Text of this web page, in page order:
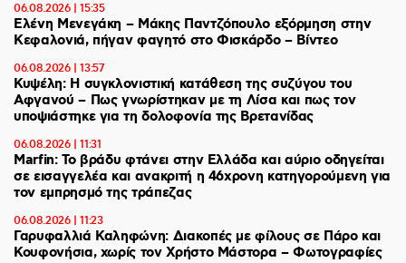
06.08.2026 | 15:35
Ελένη Μενεγάκη – Μάκης Παντζόπουλο εξόρμηση στην
Κεφαλονιά, πήγαν φαγητό στο Φισκάρδο – Βίντεο
06.08.2026 | 13:57
Κυψέλη: Η συγκλονιστική κατάθεση της συζύγου του
Αφγανού – Πως γνωρίστηκαν με τη Λίσα και πως τον
υποψιάστηκε για τη δολοφονία της Βρετανίδας
06.08.2026 | 11:31
Marfin: Το βράδυ φτάνει στην Ελλάδα και αύριο οδηγείται
σε εισαγγελέα και ανακριτή η 46χρονη κατηγορούμενη για
τον εμπρησμό της τράπεζας
06.08.2026 | 11:23
Γαρυφαλλιά Καληφώνη: Διακοπές με φίλους σε Πάρο και
Κουφονήσια, χωρίς τον Χρήστο Μάστορα – Φωτογραφίες